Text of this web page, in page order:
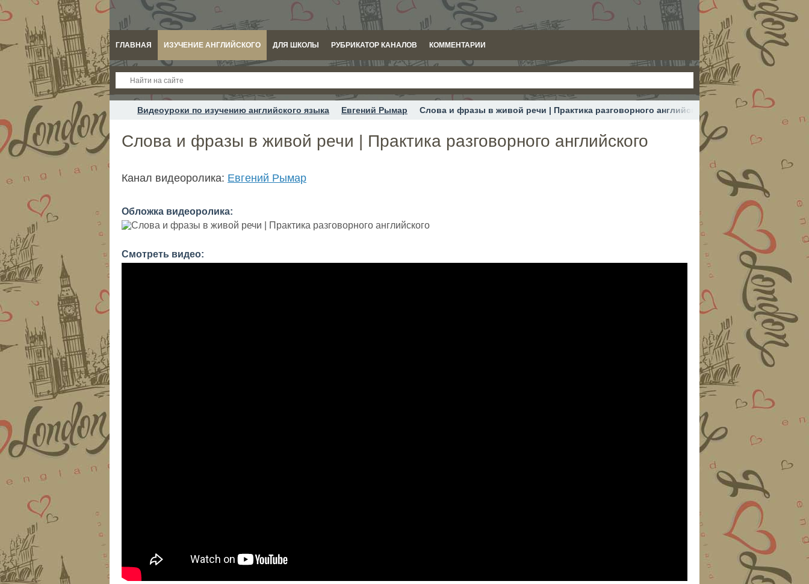
ГЛАВНАЯ ИЗУЧЕНИЕ АНГЛИЙСКОГО ДЛЯ ШКОЛЫ РУБРИКАТОР КАНАЛОВ КОММЕНТАРИИ
Видеоуроки по изучению английского языка Евгений Рымар Слова и фразы в живой речи | Практика разговорного английского
Слова и фразы в живой речи | Практика разговорного английского
Канал видеоролика: Евгений Рымар
Обложка видеоролика:
Смотреть видео: